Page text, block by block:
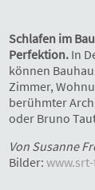
Schlafen im
Perfektion. In
können
Zimmer,
berühmter
oder Bruno
Von Susanne
Bilder: